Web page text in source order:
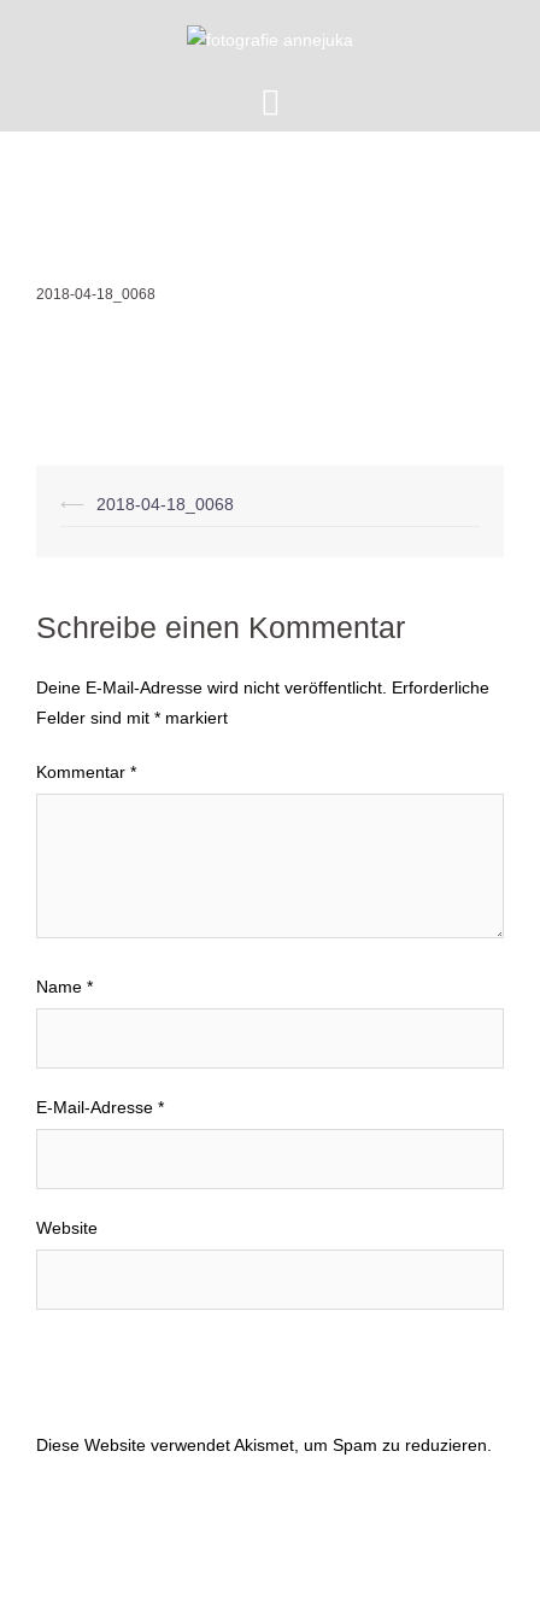
2018-04-18_0068
Beitragsnavigation
⟵ 2018-04-18_0068
Schreibe einen Kommentar
Deine E-Mail-Adresse wird nicht veröffentlicht. Erforderliche
Felder sind mit * markiert
Kommentar *
Name *
E-Mail-Adresse *
Website
Diese Website verwendet Akismet, um Spam zu reduzieren.